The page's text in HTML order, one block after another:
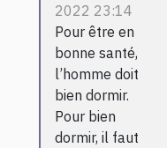
2022 23:14
Pour être en
bonne santé,
l’homme doit
bien dormir.
Pour bien
dormir, il faut